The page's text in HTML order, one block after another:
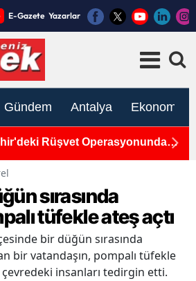
E-Gazete Yazarlar
Gündem Antalya Ekonomi
Rüşvet Operasyonunda
sırasında
tüfekle ateş açtı
bir düğün sırasında
bir vatandaşın, pompalı tüfekle
çevredeki insanları tedirgin etti.